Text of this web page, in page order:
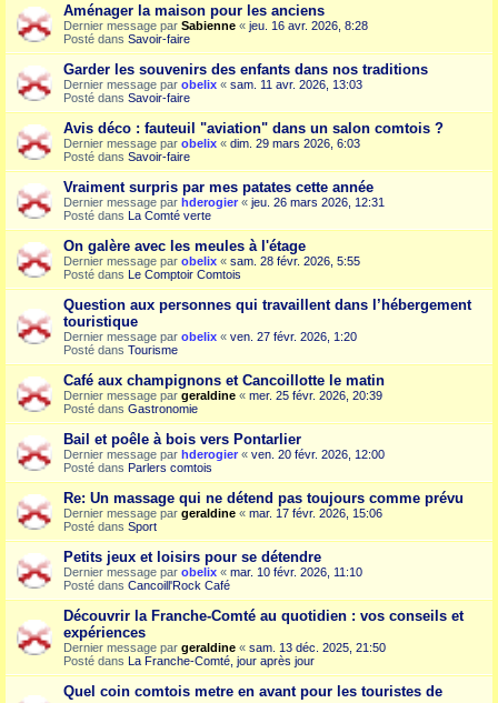
Aménager la maison pour les anciens
Dernier message par Sabienne « jeu. 16 avr. 2026, 8:28
Posté dans Savoir-faire
Garder les souvenirs des enfants dans nos traditions
Dernier message par obelix « sam. 11 avr. 2026, 13:03
Posté dans Savoir-faire
Avis déco : fauteuil "aviation" dans un salon comtois ?
Dernier message par obelix « dim. 29 mars 2026, 6:03
Posté dans Savoir-faire
Vraiment surpris par mes patates cette année
Dernier message par hderogier « jeu. 26 mars 2026, 12:31
Posté dans La Comté verte
On galère avec les meules à l'étage
Dernier message par obelix « sam. 28 févr. 2026, 5:55
Posté dans Le Comptoir Comtois
Question aux personnes qui travaillent dans l’hébergement
touristique
Dernier message par obelix « ven. 27 févr. 2026, 1:20
Posté dans Tourisme
Café aux champignons et Cancoillotte le matin
Dernier message par geraldine « mer. 25 févr. 2026, 20:39
Posté dans Gastronomie
Bail et poêle à bois vers Pontarlier
Dernier message par hderogier « ven. 20 févr. 2026, 12:00
Posté dans Parlers comtois
Re: Un massage qui ne détend pas toujours comme prévu
Dernier message par geraldine « mar. 17 févr. 2026, 15:06
Posté dans Sport
Petits jeux et loisirs pour se détendre
Dernier message par obelix « mar. 10 févr. 2026, 11:10
Posté dans Cancoill'Rock Café
Découvrir la Franche-Comté au quotidien : vos conseils et
expériences
Dernier message par geraldine « sam. 13 déc. 2025, 21:50
Posté dans La Franche-Comté, jour après jour
Quel coin comtois metre en avant pour les touristes de